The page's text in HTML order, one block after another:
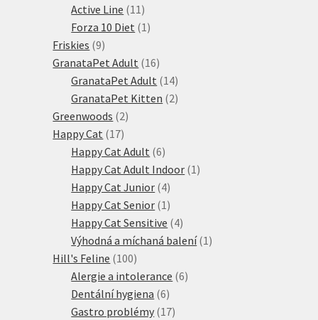
produktů
Active Line 11 11
produktů
Forza 10 Diet 1 1
Friskies 99
produktů
GranataPet Adult 1616
produktů
GranataPet Adult 1414
produktů
GranataPet Kitten 22
Greenwoods 22
Happy Cat 1717
produktů
Happy Cat Adult 66
produktů
Happy Cat Adult Indoor 1 1
Happy Cat Junior 44
produkty
Happy Cat Senior 1 1
produkt
Happy Cat Sensitive 44
produkty
Výhodná a míchaná balení 1 1
Hill's Feline 100100
produktů
Alergie a intolerance 66
Dentální hygiena 66
produktů
Gastro problémy 1717